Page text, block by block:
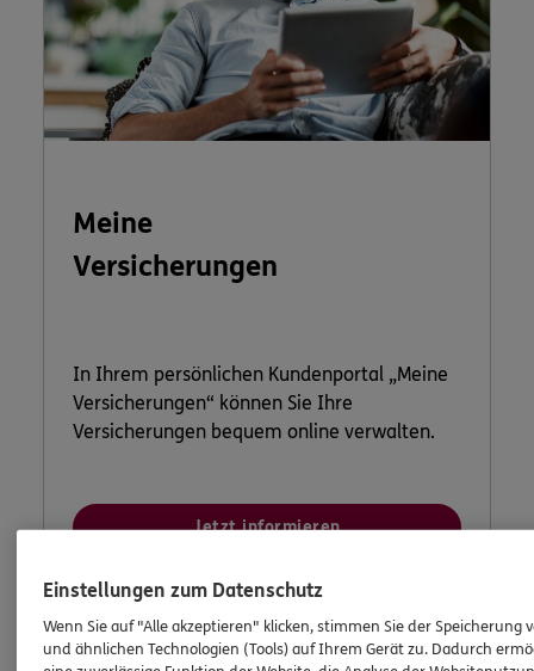
Meine
Versicherungen
In Ihrem persönlichen Kundenportal „Meine
Versicherungen“ können Sie Ihre
Versicherungen bequem online verwalten.
Jetzt informieren
Einstellungen zum Datenschutz
Wenn Sie auf "Alle akzeptieren" klicken, stimmen Sie der Speicherung
und ähnlichen Technologien (Tools) auf Ihrem Gerät zu. Dadurch